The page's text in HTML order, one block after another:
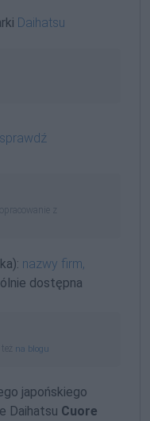
Daihatsu
z
nazwy firm,
dostępna
na blogu
japońskiego
Daihatsu Cuore